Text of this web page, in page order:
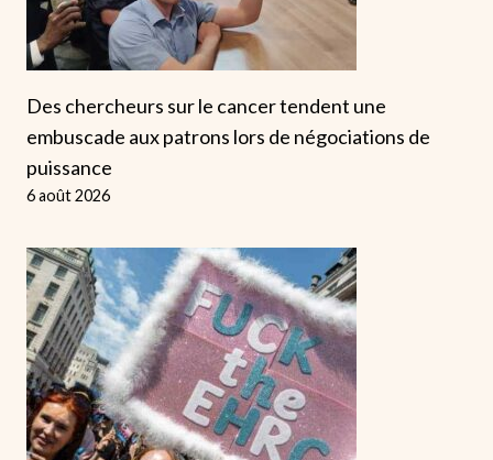
Des chercheurs sur le cancer tendent une
embuscade aux patrons lors de négociations de
puissance
6 août 2026